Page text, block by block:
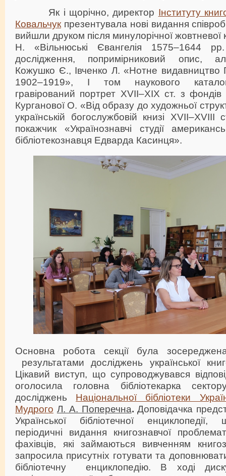
Як і щорічно, директор Інституту
Ковальчук презентувала нові видання
вийшли друком після минулорічної
Н. «Вільнюські Євангелія 1575–1644
дослідження, попримірниковий опис,
Кожушко Є., Івченко Л. «Нотне видавництво
1902–1919», І том наукового
гравірований портрет XVII–XIX ст. з
Курганової О. «Від образу до художньої
українській богослужбовій книзі XVII–XVIII
покажчик «Українознавчі студії
бібліотекознавця Едварда Касинця».
Основна робота секції була
результатами досліджень української
Цікавий виступ, що супроводжувався
оголосила головна бібліотекарка
досліджень Національної бібліотеки
Мудрого Л. А. Поперечна.Доповідачка
Української бібліотечної
періодичні видання книгознавчої
фахівців, які займаються вивченням
запросила присутніх готувати та
бібліотечну енциклопедію. В ході